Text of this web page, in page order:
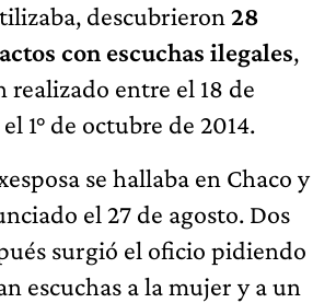
descubrieron 28
con escuchas ilegales,
realizado entre el 18 de
1° de octubre de 2014.
se hallaba en Chaco y
el 27 de agosto. Dos
surgió el oficio pidiendo
escuchas a la mujer y a un